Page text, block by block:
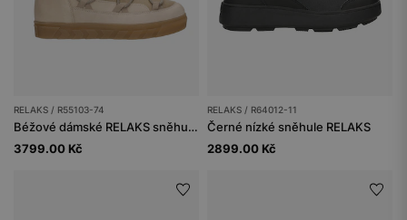
RELAKS / R55103-74
Béžové dámské RELAKS sněhule zateplené ovčí kůží
3799.00 Kč
RELAKS / R64012-11
Černé nízké sněhule RELAKS
2899.00 Kč